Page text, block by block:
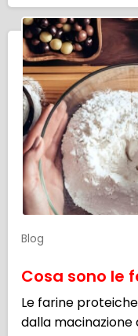
Blog
Cosa sono le
Le farine
dalla macinazione